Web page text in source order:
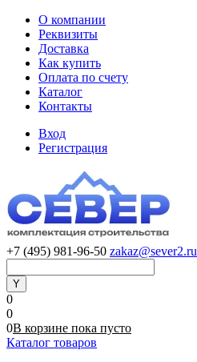
О компании
Реквизиты
Доставка
Как купить
Оплата по счету
Каталог
Контакты
Вход
Регистрация
+7 (495) 981-96-50 zakaz@sever2.ru
0
0
0В корзине пока пусто
Каталог товаров